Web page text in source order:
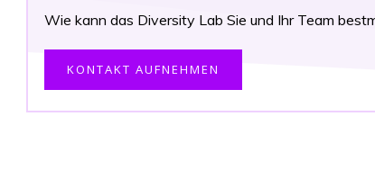
Wie kann das Diversity Lab Sie und Ihr Team
KONTAKT AUFNEHMEN